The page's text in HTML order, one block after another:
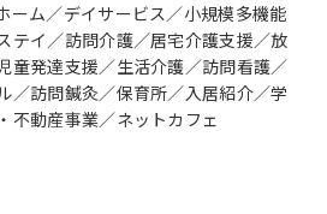
ーム／デイサービス／小規模多機能
テイ／訪問介護／居宅介護支援／放
童発達支援／生活介護／訪問看護／
／訪問鍼灸／保育所／入居紹介／学
不動産事業／ネットカフェ